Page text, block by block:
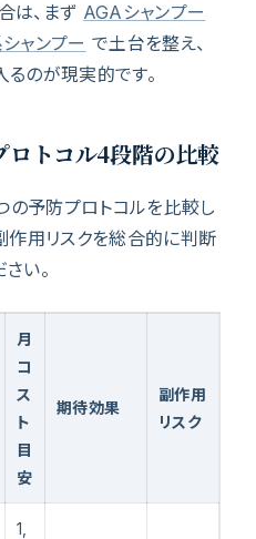
は、まず AGAシャンプー
ャンプー で土台を整え、
のが現実的です。
ロトコル4段階の比較
の予防プロトコルを比較し
作用リスクを総合的に判断
い。
月
コ
ス
ト
目
安
期待効果
副作用
リスク
1,